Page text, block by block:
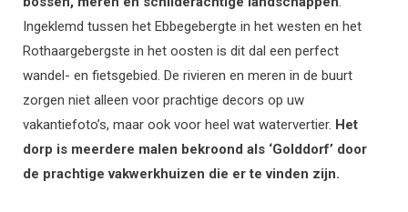
Ingeklemd tussen het Ebbegebergte in het westen en het
Rothaargebergste in het oosten is dit dal een perfect
wandel- en fietsgebied. De rivieren en meren in de buurt
zorgen niet alleen voor prachtige decors op uw
vakantiefoto’s, maar ook voor heel wat watervertier. Het
dorp is meerdere malen bekroond als ‘Golddorf’ door
de prachtige vakwerkhuizen die er te vinden zijn.